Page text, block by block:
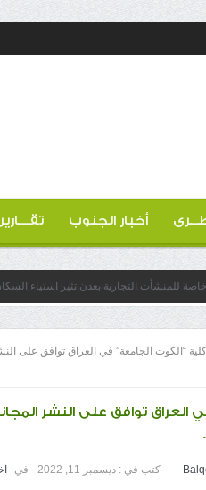
أخبار الجنوب تقـــارير
للمنشأت التجارية بعدن تثير استياء
كلية “الكوت الجامعة” في العراق توافق على
العراق توافق على النشر
كتب في : ديسمبر 11, 2022 في